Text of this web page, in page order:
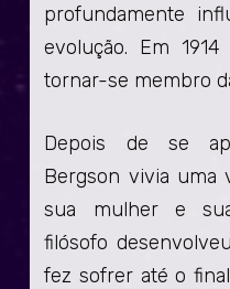
profundamente
evolução. Em
tornar-se membro
Depois de se
Bergson vivia uma
sua mulher e
filósofo
fez sofrer até o